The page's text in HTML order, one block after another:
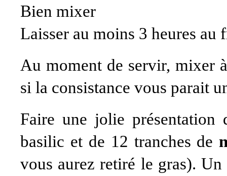
Bien mixer
Laisser au moins 3 heures au
Au moment de servir, mixer
si la consistance vous parait
Faire une jolie présentation
basilic et de 12 tranches de
vous aurez retiré le gras).